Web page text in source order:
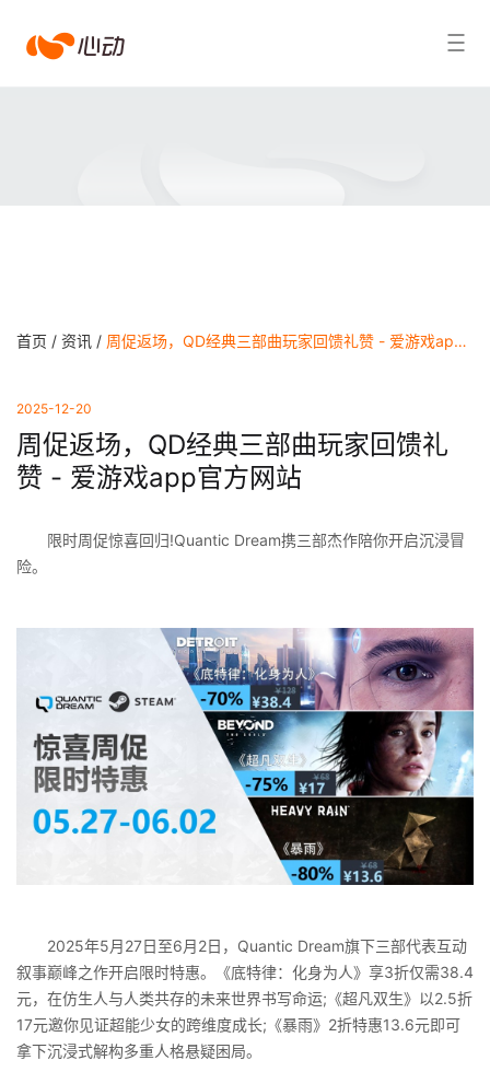
爱搜索结果
首页 / 资讯 / 周促返场，QD经典三部曲玩家回馈礼赞 - 爱游戏app官方网站
2025-12-20
周促返场，QD经典三部曲玩家回馈礼
赞 - 爱游戏app官方网站
限时周促惊喜回归!Quantic Dream携三部杰作陪你开启沉浸冒
险。
2025年5月27日至6月2日，Quantic Dream旗下三部代表互动
叙事巅峰之作开启限时特惠。《底特律：化身为人》享3折仅需38.4
元，在仿生人与人类共存的未来世界书写命运;《超凡双生》以2.5折
17元邀你见证超能少女的跨维度成长;《暴雨》2折特惠13.6元即可
拿下沉浸式解构多重人格悬疑困局。